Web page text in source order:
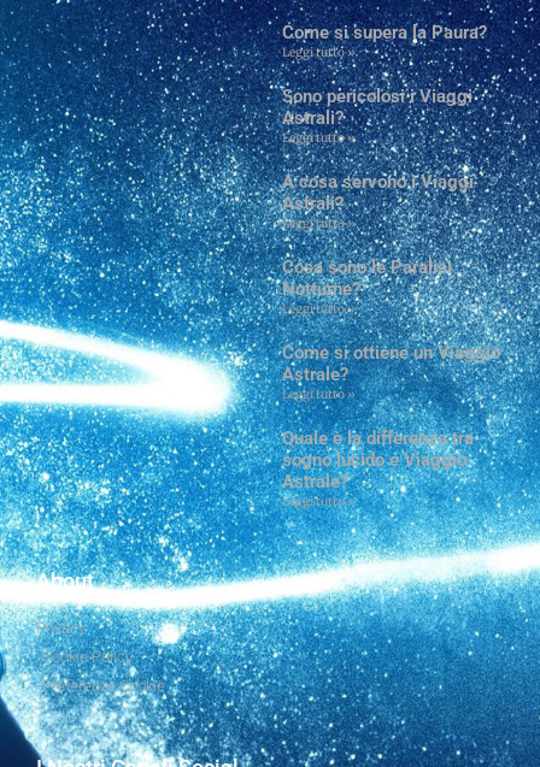
Come si supera la Paura?
Leggi tutto »
Sono pericolosi i Viaggi
Astrali?
Leggi tutto »
A cosa servono i Viaggi
Astrali?
Leggi tutto »
Cosa sono le Paralisi
Notturne?
Leggi tutto »
Come si ottiene un Viaggio
Astrale?
Leggi tutto »
Quale è la differenza tra
sogno lucido e Viaggio
Astrale?
Leggi tutto »
About
Privacy
Cookie Policy
Preferenze Cookie